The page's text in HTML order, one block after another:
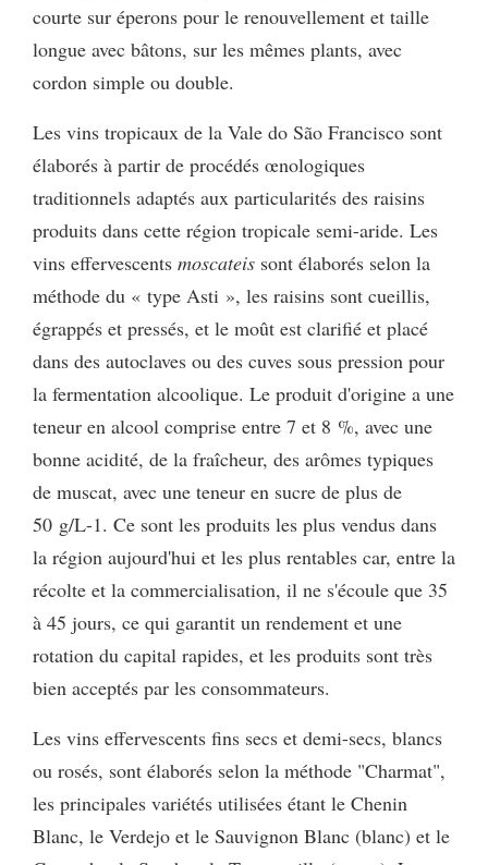
courte sur éperons pour le renouvellement et taille
longue avec bâtons, sur les mêmes plants, avec
cordon simple ou double.
Les vins tropicaux de la Vale do São Francisco sont
élaborés à partir de procédés œnologiques
traditionnels adaptés aux particularités des raisins
produits dans cette région tropicale semi-aride. Les
vins effervescents moscateis sont élaborés selon la
méthode du « type Asti », les raisins sont cueillis,
égrappés et pressés, et le moût est clarifié et placé
dans des autoclaves ou des cuves sous pression pour
la fermentation alcoolique. Le produit d'origine a une
teneur en alcool comprise entre 7 et 8 %, avec une
bonne acidité, de la fraîcheur, des arômes typiques
de muscat, avec une teneur en sucre de plus de
50 g/L-1. Ce sont les produits les plus vendus dans
la région aujourd'hui et les plus rentables car, entre la
récolte et la commercialisation, il ne s'écoule que 35
à 45 jours, ce qui garantit un rendement et une
rotation du capital rapides, et les produits sont très
bien acceptés par les consommateurs.
Les vins effervescents fins secs et demi-secs, blancs
ou rosés, sont élaborés selon la méthode "Charmat",
les principales variétés utilisées étant le Chenin
Blanc, le Verdejo et le Sauvignon Blanc (blanc) et le